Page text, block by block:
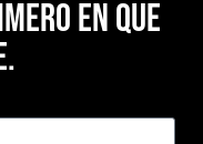
en Que